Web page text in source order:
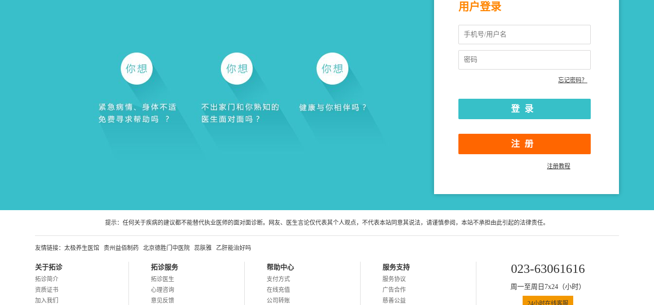
用户登录
忘记密码？
注册
注册教程
提示：任何关于疾病的建议都不能替代执业医师的面对面诊断。网友、医生言论仅代表其个人观点，不代表本站同意其说法，请谨慎参阅，本站不承担由此引起的法律责任。
友情链接： 太极养生医馆 贵州益佰制药 北京德胜门中医院 蕊肤雅 乙肝能治好吗
关于拓诊
拓诊简介
资质证书
加入我们
拓诊服务
拓诊医生
心理咨询
意见反馈
帮助中心
支付方式
在线充值
公司转账
服务支持
服务协议
广告合作
慈善公益
023-63061616
周一至周日7x24（小时）
24小时在线客服